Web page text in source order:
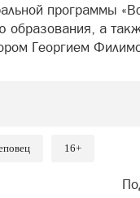
программы
образования, а
Георгием
16+